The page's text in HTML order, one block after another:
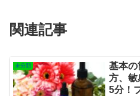
関連記事
未分類
基本の
方、敏
5分！